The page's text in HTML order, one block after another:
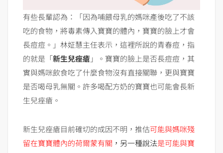
有些長輩認為：「因為哺餵母乳的媽咪產後吃了不該
吃的食物，將毒素傳入寶寶的體內，寶寶的臉上才會
長痘痘。」林姃慧主任表示，這裡所說的青春痘，指
的就是「新生兒痤瘡」。寶寶的臉上是否長痘痘，其
實與媽咪飲食吃了什麼食物沒有直接關聯，更與寶寶
是否喝母乳無關。許多喝配方奶的寶寶也可能會長新
生兒痤瘡。
新生兒痤瘡目前確切的成因不明，推估可能與媽咪殘
留在寶寶體內的荷爾蒙有關 ，另一種說法是可能與寶